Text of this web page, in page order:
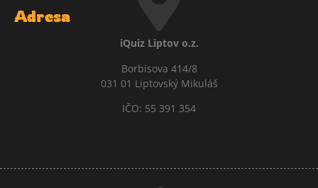
Adresa
iQuiz Liptov o.z.
Borbisova 414/8
031 01 Liptovský Mikuláš
IČO: 55 391 354